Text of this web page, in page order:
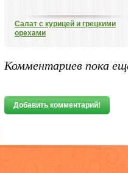
Салат с курицей и грецкими
орехами
Комментариев пока
Добавить комментарий!